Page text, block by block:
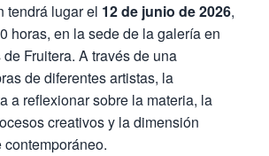
tendrá lugar el 12 de junio de 2026,
horas, en la sede de la galería en
Fruitera. A través de una
de diferentes artistas, la
a reflexionar sobre la materia, la
creativos y la dimensión